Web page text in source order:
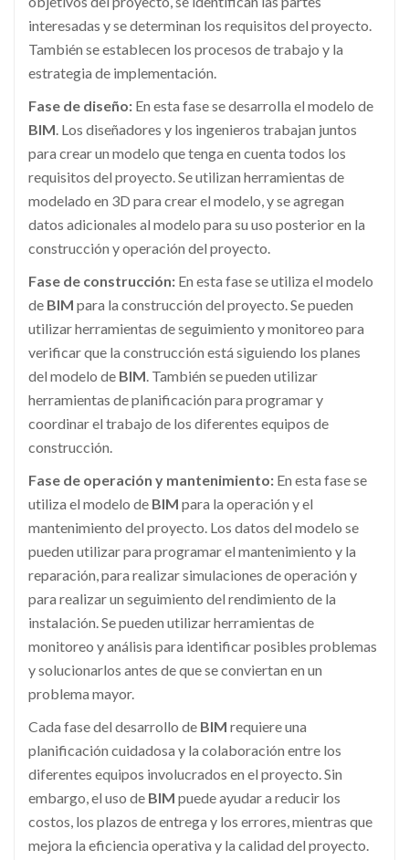
interesadas y se determinan los requisitos del proyecto.
También se establecen los procesos de trabajo y la
estrategia de implementación.
Fase de diseño: En esta fase se desarrolla el modelo de
BIM . Los diseñadores y los ingenieros trabajan juntos
para crear un modelo que tenga en cuenta todos los
requisitos del proyecto. Se utilizan herramientas de
modelado en 3D para crear el modelo, y se agregan
datos adicionales al modelo para su uso posterior en la
construcción y operación del proyecto.
Fase de construcción: En esta fase se utiliza el modelo
de BIM para la construcción del proyecto. Se pueden
utilizar herramientas de seguimiento y monitoreo para
verificar que la construcción está siguiendo los planes
del modelo de BIM . También se pueden utilizar
herramientas de planificación para programar y
coordinar el trabajo de los diferentes equipos de
construcción.
Fase de operación y mantenimiento: En esta fase se
utiliza el modelo de BIM para la operación y el
mantenimiento del proyecto. Los datos del modelo se
pueden utilizar para programar el mantenimiento y la
reparación, para realizar simulaciones de operación y
para realizar un seguimiento del rendimiento de la
instalación. Se pueden utilizar herramientas de
monitoreo y análisis para identificar posibles problemas
y solucionarlos antes de que se conviertan en un
problema mayor.
Cada fase del desarrollo de BIM requiere una
planificación cuidadosa y la colaboración entre los
diferentes equipos involucrados en el proyecto. Sin
embargo, el uso de BIM puede ayudar a reducir los
costos, los plazos de entrega y los errores, mientras que
mejora la eficiencia operativa y la calidad del proyecto.